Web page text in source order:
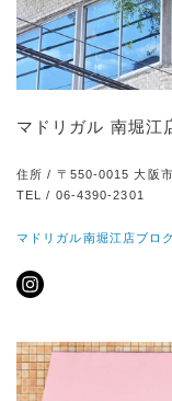
マドリガル 南堀江
住所 / 〒550-0015 大阪
TEL / 06-4390-2301
マドリガル南堀江店ブロ